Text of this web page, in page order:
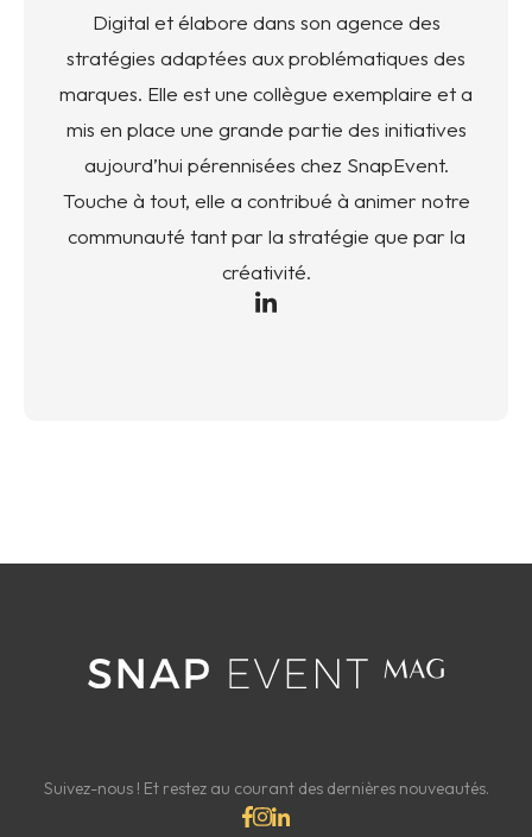
Digital et élabore dans son agence des
stratégies adaptées aux problématiques des
marques. Elle est une collègue exemplaire et a
mis en place une grande partie des initiatives
aujourd’hui pérennisées chez SnapEvent.
Touche à tout, elle a contribué à animer notre
communauté tant par la stratégie que par la
créativité.
Suivez-nous ! Et restez au courant des dernières nouveautés.